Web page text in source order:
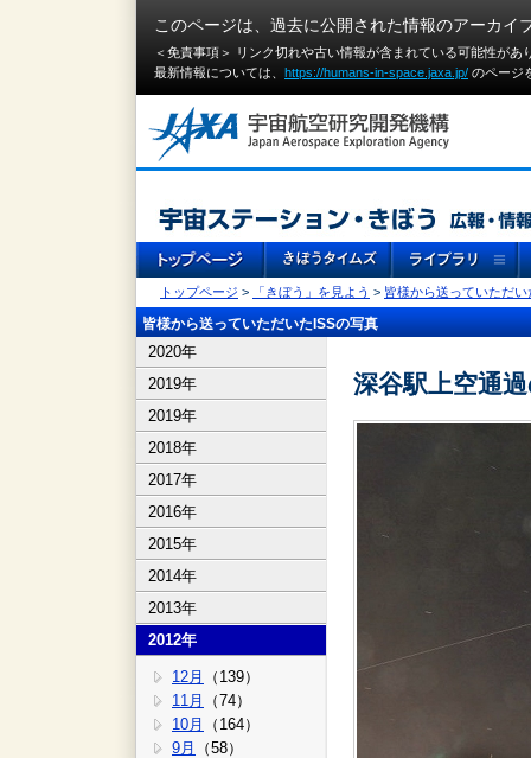
このページは、過去に公開された情報のアーカイ
＜免責事項＞ リンク切れや古い情報が含まれている可能性が
最新情報については、 https://humans-in-space.jaxa.jp/ のページ
トップページ > 「きぼう」を見よう > 皆様から送っていただい
皆様から送っていただいたISSの写真
2020年
2019年
2019年
2018年
2017年
2016年
2015年
2014年
2013年
2012年
12月
（139）
11月
（74）
10月
（164）
9月
（58）
深谷駅上空通